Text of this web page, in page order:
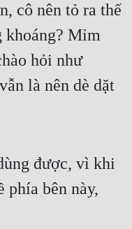
cô nên tỏ ra thế
khoáng? Mỉm
hỏi như
là nên dè dặt
được, vì khi
phía bên này,